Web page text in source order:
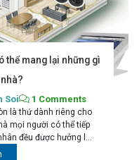
thể mang lại những gì
Soi 1 Comments
là thứ dành riêng cho
mọi người có thể tiếp
đều được hưởng lợi
lắp đặt của nó. Bảo